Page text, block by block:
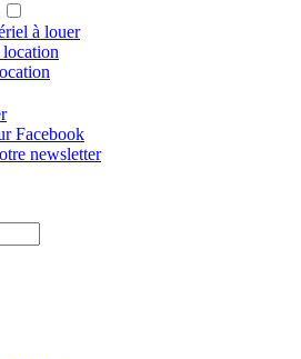
à louer
Facebook
newsletter